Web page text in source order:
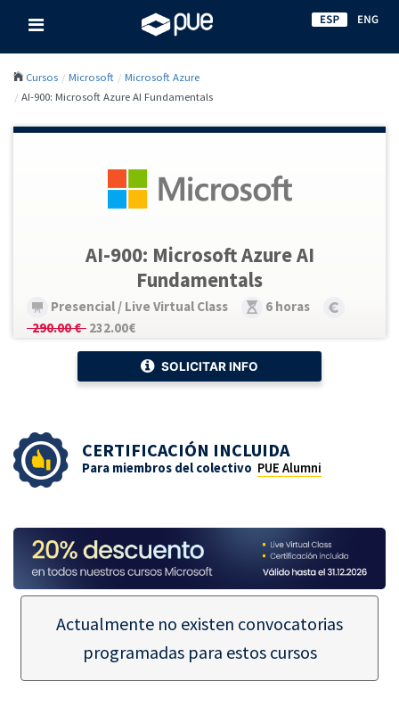
Cursos Microsoft
Microsoft Azure
AI-900: Microsoft Azure AI Fundamentals
AI-900: Microsoft Azure AI
Fundamentals
Presencial / Live Virtual Class
6 horas
290.00 € 232.00€
SOLICITAR INFO
CERTIFICACIÓN INCLUIDA
Para miembros del colectivo PUE Alumni
Actualmente no existen convocatorias
programadas para estos cursos